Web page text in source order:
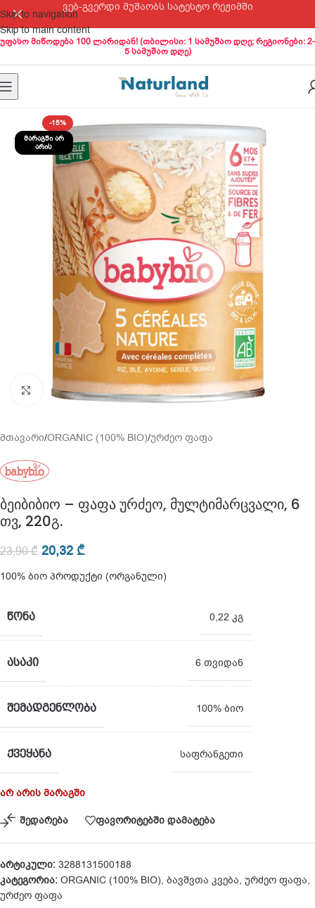
Skip to navigation
Skip to main content
ვებ-გვერდი მუშაობს სატესტო რეჟიმში
უფასო მიწოდება 100 ლარიდან! (თბილისი: 1 სამუშაო დღე; რეგიონები: 2-
5 სამუშაო დღე)
-15%
ᲛᲐᲠᲐᲒᲨᲘ ᲐᲠ
ᲐᲠᲘᲡ
გადიდება
მთავარი/ORGANIC (100% BIO)/ურძეო ფაფა
ბეიბიბიო – ფაფა ურძეო, მულტიმარცვალი, 6
თვ, 220გ.
23,90₾ 20,32 ₾
100% ბიო პროდუქტი (ორგანული)
ᲬᲝᲜᲐ 0,22 კგ
ᲐᲡᲐᲙᲘ 6 თვიდან
ᲨᲔᲛᲐᲓᲒᲔᲜᲚᲝᲑᲐ 100% ბიო
ᲥᲕᲔᲧᲐᲜᲐ საფრანგეთი
არ არის მარაგში
შედარება ფავორიტებში დამატება
არტიკული: 3288131500188
კატეგორია: ORGANIC (100% BIO), ბავშვთა კვება, ურძეო ფაფა,
ურძეო ფაფა